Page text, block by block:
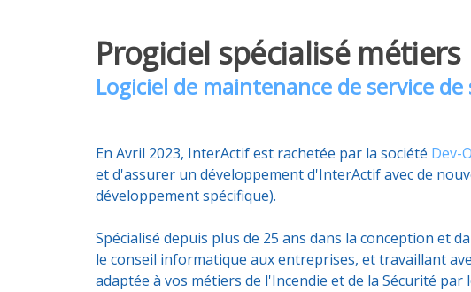
Progiciel spécialisé métiers
Logiciel de maintenance de service
En Avril 2023, InterActif est rachetée par la société Dev-
et d'assurer un développement d'InterActif avec de
développement spécifique).
Spécialisé depuis plus de 25 ans dans la conception et
le conseil informatique aux entreprises, et travaillant
adaptée à vos métiers de l'Incendie et de la Sécurité par